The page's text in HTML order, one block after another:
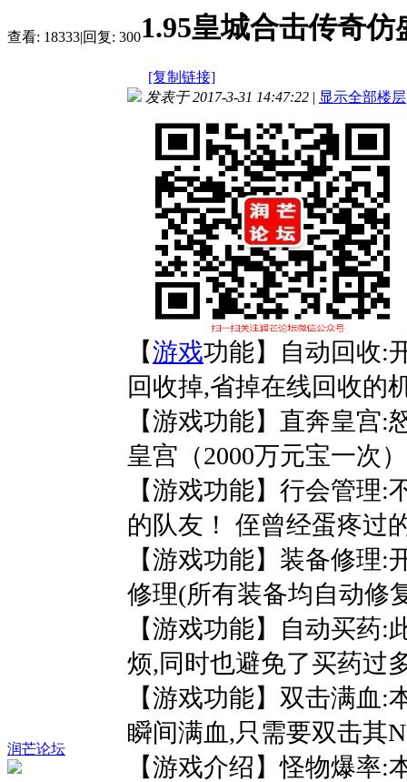
查看: 18333|回复: 3001.95皇城合击传奇
[复制链接]
润芒论坛
发表于 2017-3-31 14:47:22 | 显示全部楼层
【游戏功能】自动回收:
回收掉,省掉在线回收的
【游戏功能】直奔皇宫
皇宫（2000万元宝一次
【游戏功能】行会管理
的队友！ 侄曾经蛋疼过
【游戏功能】装备修理
修理(所有装备均自动修
【游戏功能】自动买药
烦,同时也避免了买药过
【游戏功能】双击满血:
瞬间满血,只需要双击其
【游戏介绍】怪物爆率